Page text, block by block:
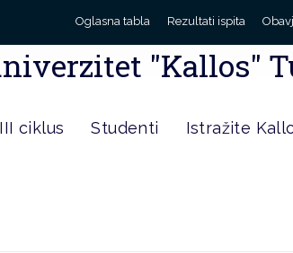
Oglasna tabla Rezultati ispita
"Kallos"
III ciklus Studenti Istražite